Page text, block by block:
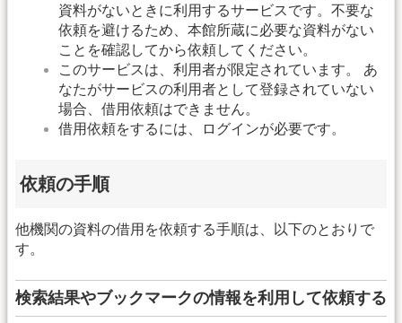
資料がないときに利用するサービスです。不要な
依頼を避けるため、本館所蔵に必要な資料がない
ことを確認してから依頼してください。
このサービスは、利用者が限定されています。 あ
なたがサービスの利用者として登録されていない
場合、借用依頼はできません。
借用依頼をするには、ログインが必要です。
依頼の手順
他機関の資料の借用を依頼する手順は、以下のとおりで
す。
検索結果やブックマークの情報を利用して依頼する